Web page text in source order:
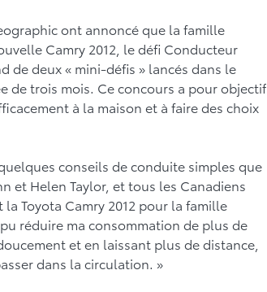
ont annoncé que la famille
Camry 2012, le défi Conducteur
de deux « mini-défis » lancés dans le
de trois mois. Ce concours a pour objectif
à la maison et à faire des choix
conseils de conduite simples que
et Helen Taylor, et tous les Canadiens
Toyota Camry 2012 pour la famille
réduire ma consommation de plus de
et en laissant plus de distance,
dans la circulation. »